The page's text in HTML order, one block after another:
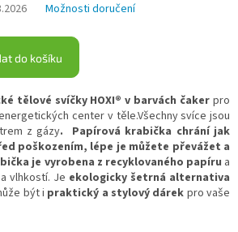
Možnosti doručení
do košíku
tělové svíčky HOXI® v barvách čaker pro
center v těle.Všechny svíce jsou
z gázy. Papírová krabička chrání jak
poškozením, lépe je můžete převážet a
je vyrobena z recyklovaného papíru a
vlhkostí. Je ekologicky šetrná alternativa
být i praktický a stylový dárek pro vaše